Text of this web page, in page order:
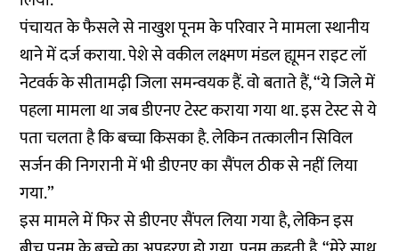
पंचायत के फैसले से नाखुश पूनम के परिवार ने मामला स्थानीय
थाने में दर्ज कराया. पेशे से वकील लक्ष्मण मंडल ह्यूमन राइट लॉ
नेटवर्क के सीतामढ़ी जिला समन्वयक हैं. वो बताते हैं, “ये जिले में
पहला मामला था जब डीएनए टेस्ट कराया गया था. इस टेस्ट से ये
पता चलता है कि बच्चा किसका है. लेकिन तत्कालीन सिविल
सर्जन की निगरानी में भी डीएनए का सैंपल ठीक से नहीं लिया
गया.”
इस मामले में फिर से डीएनए सैंपल लिया गया है, लेकिन इस